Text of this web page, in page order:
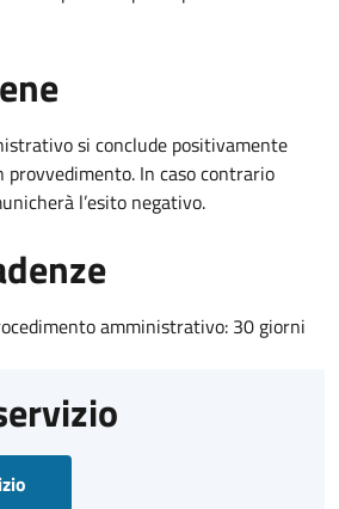
si conclude positivamente
provvedimento. In caso contrario
l’esito negativo.
amministrativo: 30 giorni